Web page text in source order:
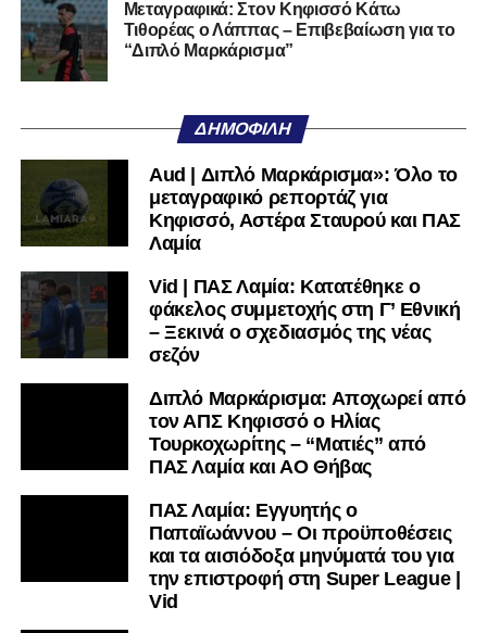
Ακολουθήστε τοlamiara.grστοGoogle Newsγια να
μαθαίνετε πρώτοι τα κυανόλευκα νέα στην Ελλάδα και τον
Twitterκαι στοInstagram
μαθαίνετε σε χρόνο dt όλα τα νέα.
Μεταγραφικά: Στον Κηφισσό Κάτω
Τιθορέας ο Λάππας – Επιβεβαίωση για το
“Διπλό Μαρκάρισμα”
ΔΗΜΟΦΙΛΉ
Aud | Διπλό Μαρκάρισμα»: Όλο το
μεταγραφικό ρεπορτάζ για
Κηφισσό, Αστέρα Σταυρού και ΠΑΣ
Λαμία
Vid | ΠΑΣ Λαμία: Κατατέθηκε ο
φάκελος συμμετοχής στη Γ’ Εθνική
– Ξεκινά ο σχεδιασμός της νέας
σεζόν
Διπλό Μαρκάρισμα: Αποχωρεί από
τον ΑΠΣ Κηφισσό ο Ηλίας
Τουρκοχωρίτης – “Ματιές” από
ΠΑΣ Λαμία και ΑΟ Θήβας
ΠΑΣ Λαμία: Εγγυητής ο
Παπαϊωάννου – Οι προϋποθέσεις
και τα αισιόδοξα μηνύματά του για
την επιστροφή στη Super League |
Vid